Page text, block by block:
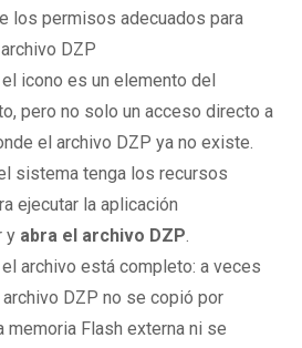
los permisos adecuados para
DZP
icono es un elemento del
pero no solo un acceso directo a
el archivo DZP ya no existe.
sistema tenga los recursos
ejecutar la aplicación
y abra el archivo DZP.
archivo está completo: a veces
DZP no se copió por
memoria Flash externa ni se